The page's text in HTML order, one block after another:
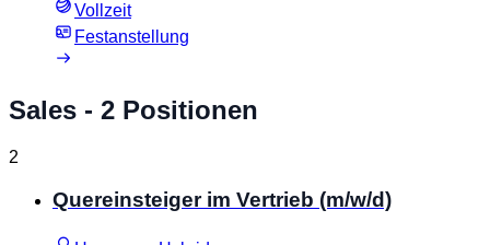
Vollzeit
Festanstellung
Sales - 2 Positionen
2
Quereinsteiger im Vertrieb (m/w/d)